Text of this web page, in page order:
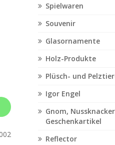
Spielwaren
Souvenir
Glasornamente
Holz-Produkte
Plüsch- und
Igor Engel
Gnom,
Geschenkartikel
Reflector